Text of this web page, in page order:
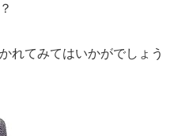
れてみてはいかがでしょう